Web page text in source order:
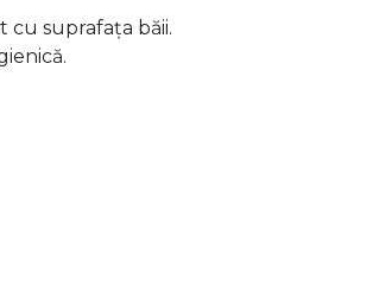
suprafața băii.